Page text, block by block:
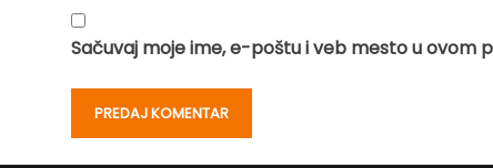
Sačuvaj moje ime, e-poštu i veb mesto u